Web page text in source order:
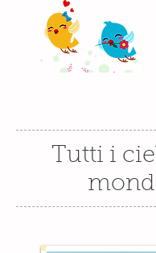
Tutti i